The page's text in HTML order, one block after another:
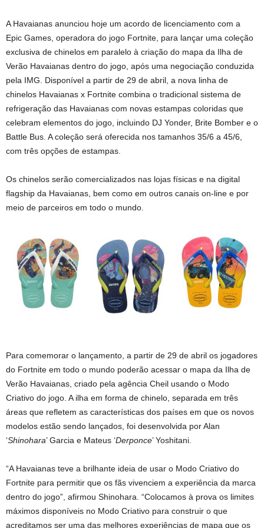
A Havaianas anunciou hoje um acordo de licenciamento com a
Epic Games, operadora do jogo Fortnite, para lançar uma coleção
exclusiva de chinelos em paralelo à criação do mapa da Ilha de
Verão Havaianas dentro do jogo, após uma negociação conduzida
pela IMG. Disponível a partir de 29 de abril, a nova linha de
chinelos Havaianas x Fortnite combina o tradicional sistema de
refrigeração das Havaianas com novas estampas coloridas que
celebram elementos do jogo, incluindo DJ Yonder, Brite Bomber e o
Battle Bus. A coleção será oferecida nos tamanhos 35/6 a 45/6,
com três opções de estampas.
Os chinelos serão comercializados nas lojas físicas e na digital
flagship da Havaianas, bem como em outros canais on-line e por
meio de parceiros em todo o mundo.
Para comemorar o lançamento, a partir de 29 de abril os jogadores
do Fortnite em todo o mundo poderão acessar o mapa da Ilha de
Verão Havaianas, criado pela agência Cheil usando o Modo
Criativo do jogo. A ilha em forma de chinelo, separada em três
áreas que refletem as características dos países em que os novos
modelos estão sendo lançados, foi desenvolvida por Alan
‘Shinohara’ Garcia e Mateus ‘Derponce’ Yoshitani.
“A Havaianas teve a brilhante ideia de usar o Modo Criativo do
Fortnite para permitir que os fãs vivenciem a experiência da marca
dentro do jogo”, afirmou Shinohara. “Colocamos à prova os limites
máximos disponíveis no Modo Criativo para construir o que
acreditamos ser uma das melhores experiências de mapa que os